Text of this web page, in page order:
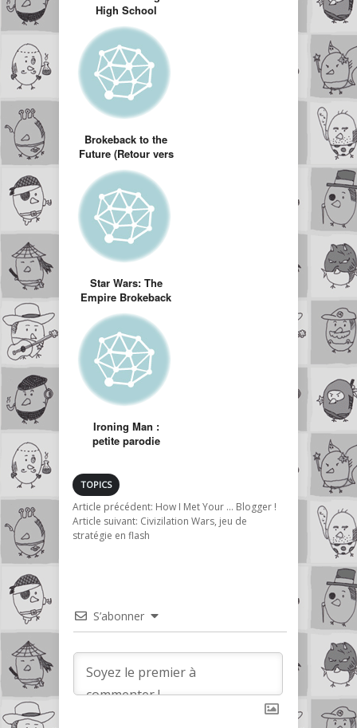
High School
Musical
Brokeback to the
Future (Retour vers
le futur version
Brokeback
mountain)
Star Wars: The
Empire Brokeback
(Starwars version
Brockeback
mountain)
Ironing Man :
petite parodie
TOPICS
Article précédent: How I Met Your … Blogger !
Article suivant: Civizilation Wars, jeu de
stratégie en flash
S’abonner